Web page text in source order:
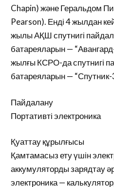
Chapin) және Геральдом
Pearson). Енді 4 жылдан
жылы АҚШ спутнигі
батареяларын —
жылғы КСРО-да спутнигі
батареяларын — “Спутник-
Пайдалану
Портативті электроника
Қуаттау құрылғысы
Қамтамасыз ету үшін
аккумуляторды зарядтау
электроника —